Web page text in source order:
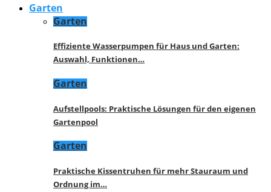
Garten
Garten
Effiziente Wasserpumpen für Haus und Garten:
Auswahl, Funktionen…
Garten
Aufstellpools: Praktische Lösungen für den eigenen
Gartenpool
Garten
Praktische Kissentruhen für mehr Stauraum und
Ordnung im…